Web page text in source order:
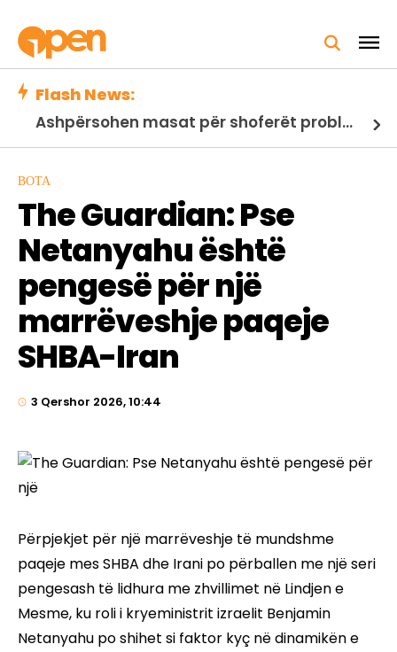
Flash News:
Ashpërsohen masat për shoferët problematikë, hyjnë në fuqi ndryshimet në Kodin Rrugor
BOTA
The Guardian: Pse
Netanyahu është
pengesë për një
marrëveshje paqeje
SHBA-Iran
3 Qershor 2026, 10:44
Përpjekjet për një marrëveshje të mundshme
paqeje mes SHBA dhe Irani po përballen me një seri
pengesash të lidhura me zhvillimet në Lindjen e
Mesme, ku roli i kryeministrit izraelit Benjamin
Netanyahu po shihet si faktor kyç në dinamikën e